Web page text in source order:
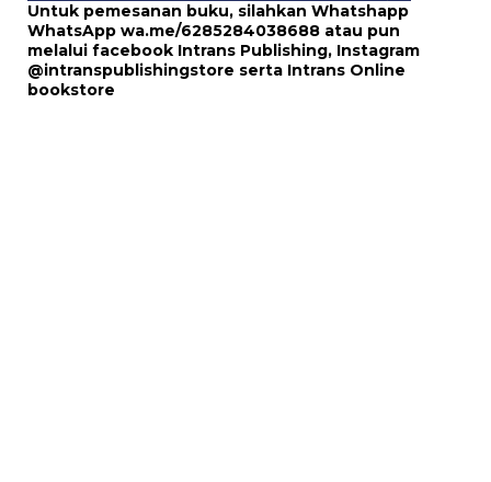
Untuk pemesanan buku, silahkan Whatshapp
WhatsApp wa.me/6285284038688 atau pun
melalui facebook Intrans Publishing, Instagram
@intranspublishingstore serta Intrans Online
bookstore